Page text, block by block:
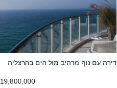
דירה עם נוף מרהיב מול הים בהרצליה
19,800,000 NIS